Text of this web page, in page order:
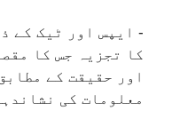
- ایپس اور ٹیک کے
کا تجزیہ جس کا
اور حقیقت کے
معلومات کی